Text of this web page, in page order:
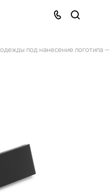
под нанесение логотипа